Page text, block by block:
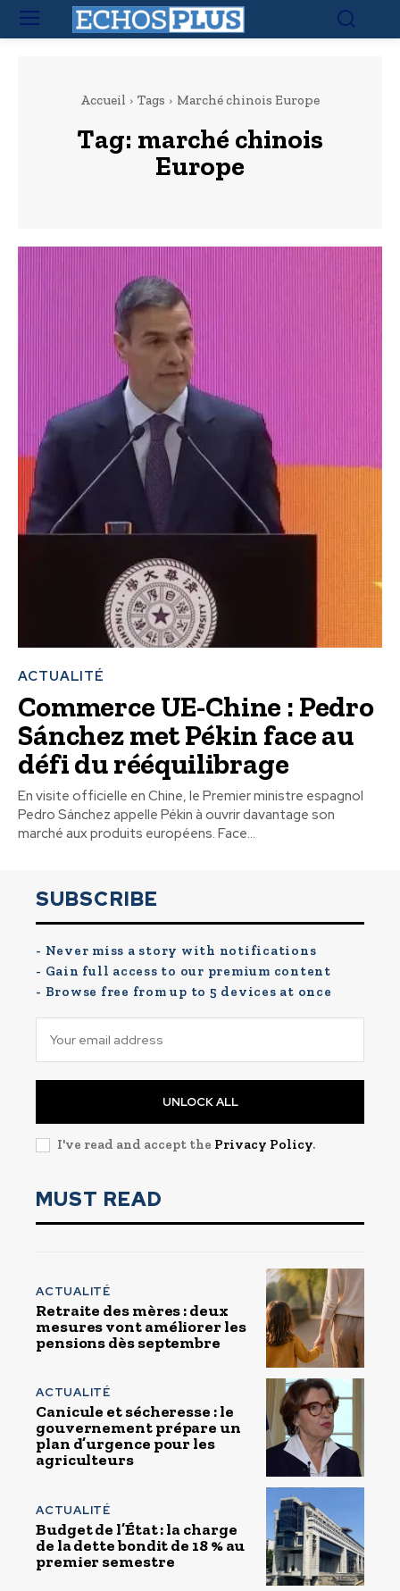
Accueil Tags Marché chinois Europe
Tag: marché chinois
Europe
ACTUALITÉ
Commerce UE-Chine : Pedro
Sánchez met Pékin face au
défi du rééquilibrage
En visite officielle en Chine, le Premier ministre espagnol
Pedro Sánchez appelle Pékin à ouvrir davantage son
marché aux produits européens. Face...
SUBSCRIBE
- Never miss a story with notifications
- Gain full access to our premium content
- Browse free from up to 5 devices at once
UNLOCK ALL
I've read and accept the Privacy Policy.
MUST READ
ACTUALITÉ
Retraite des mères : deux
mesures vont améliorer les
pensions dès septembre
ACTUALITÉ
Canicule et sécheresse : le
gouvernement prépare un
plan d’urgence pour les
agriculteurs
ACTUALITÉ
Budget de l’État : la charge
de la dette bondit de 18 % au
premier semestre